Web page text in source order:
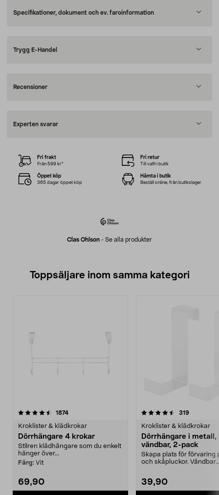
Specifikationer, dokument och ev. faroinformation
Trygg E-Handel
Recensioner
Experten svarar
Clas Ohlson - Se alla produkter
Fri frakt
Från 599 kr*
Fri retur
Till valfri butik
Öppet köp
365 dagar öppet köp
Hämta i butik
Beställ online, från butikslager
Toppsäljare inom samma kategori
1874recensioner
Kroklister & klädkrokar
Dörrhängare 4 krokar
Stilren klädhängare som du enkelt
hänger över...
Färg: Vit
69,90
4.5 av 5 stjärnor 319
Kroklister & klädkrokar
Dörrhängare i metall,
vändbar, 2-pack
Skapa plats för förvaring
och skåpluckor. Vändbar
39,90
4.5 av 5 stjärnor